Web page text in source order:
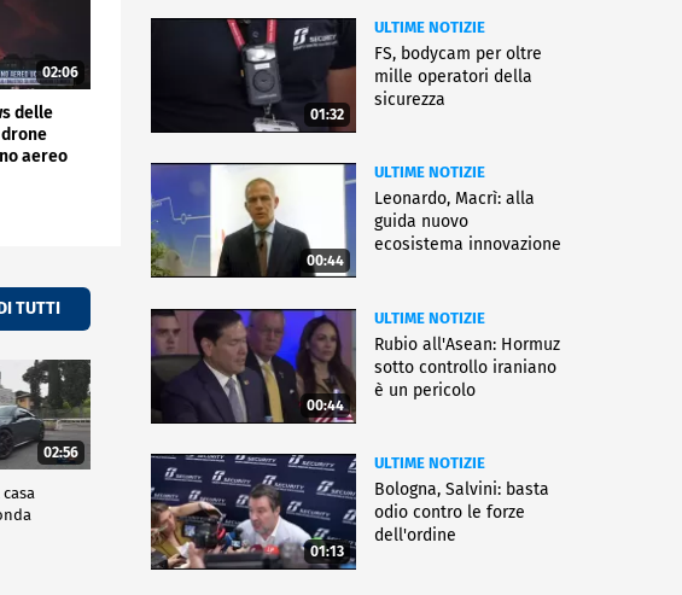
02:06
delle
aereo
TUTTI
02:56
01:32
ULTIME NOTIZIE
FS, bodycam per oltre
mille operatori della
sicurezza
00:44
ULTIME NOTIZIE
Leonardo, Macrì: alla
guida nuovo
ecosistema innovazione
00:44
ULTIME NOTIZIE
Rubio all'Asean: Hormuz
sotto controllo iraniano
è un pericolo
01:13
ULTIME NOTIZIE
Bologna, Salvini: basta
odio contro le forze
dell'ordine